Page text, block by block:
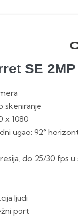
SE 2MP
skeniranje
x 1080
ugao: 92°
do 25/30 fps u
ljudi
port